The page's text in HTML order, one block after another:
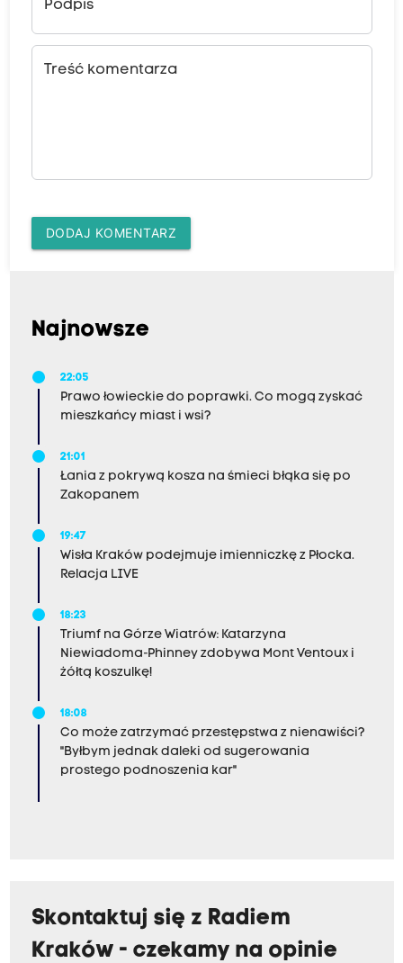
Podpis
Treść komentarza
DODAJ KOMENTARZ
Najnowsze
22:05
Prawo łowieckie do poprawki. Co mogą zyskać
mieszkańcy miast i wsi?
21:01
Łania z pokrywą kosza na śmieci błąka się po
Zakopanem
19:47
Wisła Kraków podejmuje imienniczkę z Płocka.
Relacja LIVE
18:23
Triumf na Górze Wiatrów: Katarzyna
Niewiadoma-Phinney zdobywa Mont Ventoux i
żółtą koszulkę!
18:08
Co może zatrzymać przestępstwa z nienawiści?
"Byłbym jednak daleki od sugerowania
prostego podnoszenia kar"
Skontaktuj się z Radiem
Kraków - czekamy na opinie